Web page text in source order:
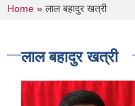
You are here
Home » लाल बहादुर खत्री
लाल बहादुर खत्री